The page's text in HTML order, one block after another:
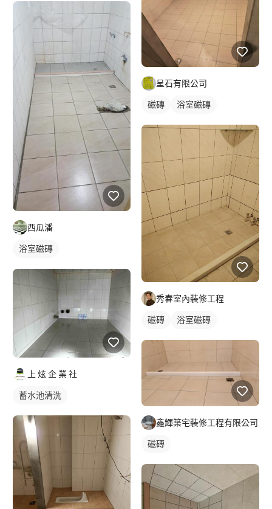
西瓜潘
浴室磁磚
上 炫 企 業 社
蓄水池清洗
呈石有限公司
磁磚 浴室磁磚
秀春室內裝修工程
磁磚 浴室磁磚
鑫輝築宅裝修工程有限公司
磁磚